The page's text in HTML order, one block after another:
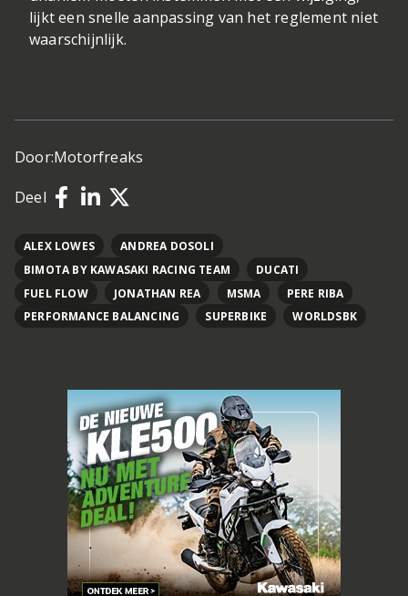
lijkt een snelle aanpassing van het reglement niet
waarschijnlijk.
Door:Motorfreaks
Deel
ALEX LOWES
ANDREA DOSOLI
BIMOTA BY KAWASAKI RACING TEAM
DUCATI
FUEL FLOW
JONATHAN REA MSMA
PERE RIBA
PERFORMANCE BALANCING
SUPERBIKE WORLDSBK